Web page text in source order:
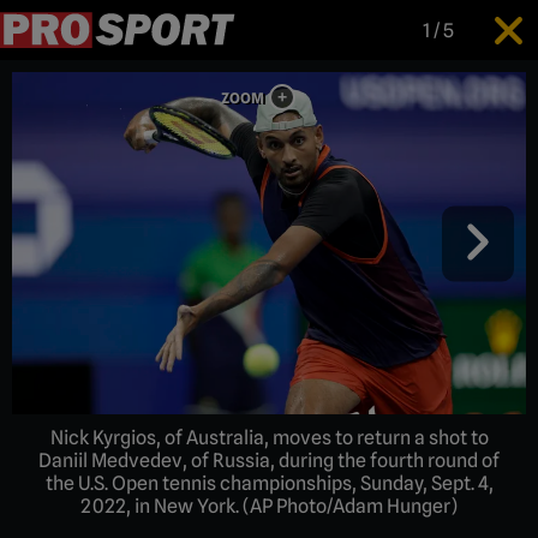
1 /5
Nick Kyrgios, of Australia, moves to return a shot to
Daniil Medvedev, of Russia, during the fourth round of
the U.S. Open tennis championships, Sunday, Sept. 4,
2022, in New York. (AP Photo/Adam Hunger)